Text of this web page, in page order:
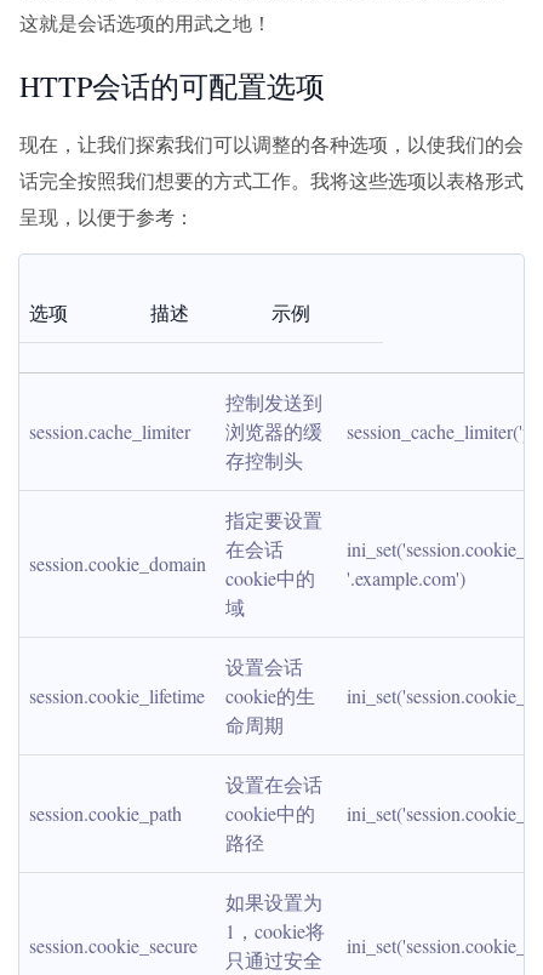
这就是会话选项的用武之地！
HTTP会话的可配置选项
现在，让我们探索我们可以调整的各种选项，以使我们的会
话完全按照我们想要的方式工作。我将这些选项以表格形式
呈现，以便于参考：
选项 描述 示例
session.cache_limiter
控制发送到
浏览器的缓
存控制头
session.cookie_domain
指定要设置
在会话
cookie中的
域
'.example.com')
session.cookie_lifetime
设置会话
cookie的生
命周期
session.cookie_path
设置在会话
cookie中的
路径
session.cookie_secure
如果设置为
1，cookie将
只通过安全